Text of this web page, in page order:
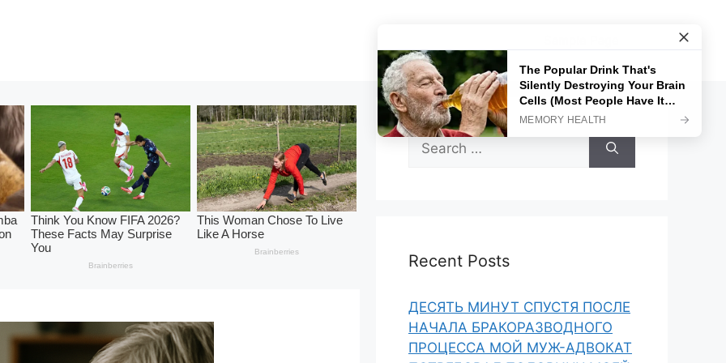
Search
for:
Recent Posts
ДЕСЯТЬ МИНУТ СПУСТЯ ПОСЛЕ
НАЧАЛА БРАКОРАЗВОДНОГО
ПРОЦЕССА МОЙ МУЖ-АДВОКАТ